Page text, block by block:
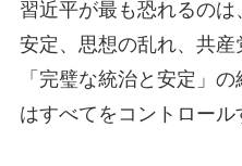
習近平が最も恐れるの
安定、思想の乱れ、共
「完璧な統治と安定」
はすべてをコントロール